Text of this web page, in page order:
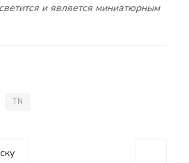
и является миниатюрным
TN